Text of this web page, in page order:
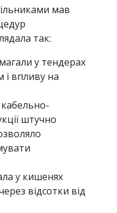
мав
так:
у тендерах
і впливу на
штучно
у кишенях
відсотки від